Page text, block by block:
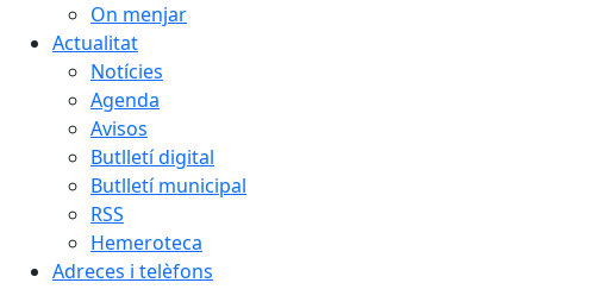
On menjar
Actualitat
Notícies
Agenda
Avisos
Butlletí digital
Butlletí municipal
RSS
Hemeroteca
Adreces i telèfons